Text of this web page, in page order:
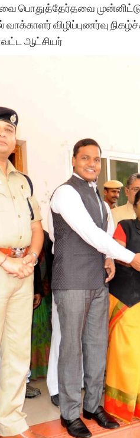
பொதுத்தேர்தவை முன்னிட்டு
விழிப்புணர்வு
ஆட்சியர்